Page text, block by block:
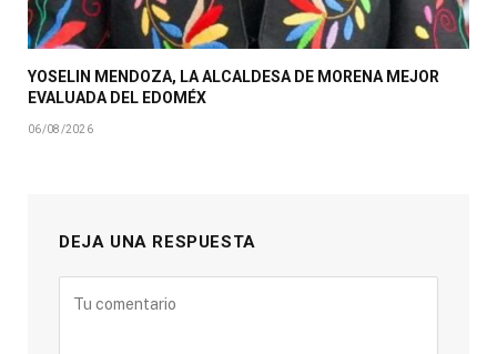
YOSELIN MENDOZA, LA ALCALDESA DE MORENA MEJOR
EVALUADA DEL EDOMÉX
06/08/2026
DEJA UNA RESPUESTA